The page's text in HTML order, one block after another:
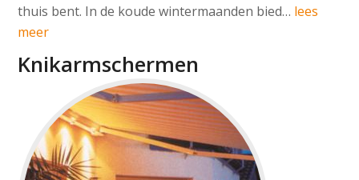
thuis bent. In de koude wintermaanden bied… lees
meer
Knikarmschermen